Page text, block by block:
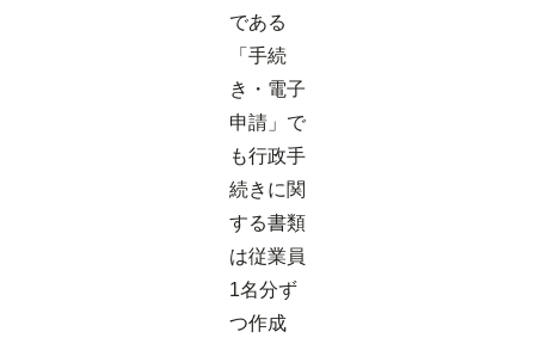
である
「手続
き・電子
申請」で
も行政手
続きに関
する書類
は従業員
1名分ず
つ作成